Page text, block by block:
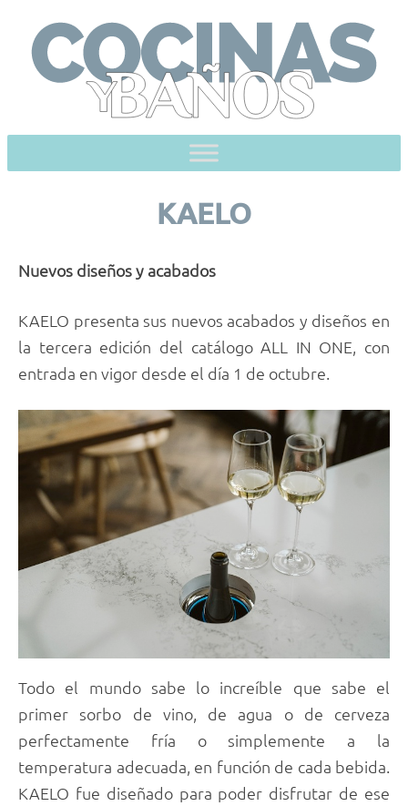
content
KAELO
Nuevos diseños y acabados
KAELO presenta sus nuevos acabados y diseños en
la tercera edición del catálogo ALL IN ONE, con
entrada en vigor desde el día 1 de octubre.
Todo el mundo sabe lo increíble que sabe el
primer sorbo de vino, de agua o de cerveza
perfectamente fría o simplemente a la
temperatura adecuada, en función de cada bebida.
KAELO fue diseñado para poder disfrutar de ese